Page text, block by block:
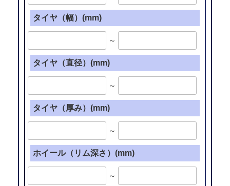
タイヤ（幅）(mm)
～
タイヤ（直径）(mm)
～
タイヤ（厚み）(mm)
～
ホイール（リム深さ）(mm)
～